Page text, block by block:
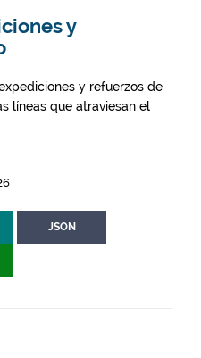
y
y refuerzos de
líneas que atraviesan el
JSON